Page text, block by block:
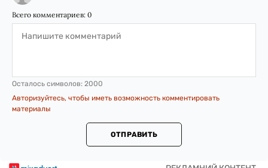
Всего комментариев: 0
Осталось символов: 2000
Авторизуйтесь, чтобы иметь возможность комментировать
материалы
ОТПРАВИТЬ